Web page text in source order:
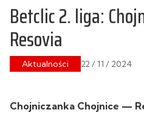
Betclic 2. liga:
Resovia
Aktualności 22 / 11 / 2024
Chojniczanka Chojnice —